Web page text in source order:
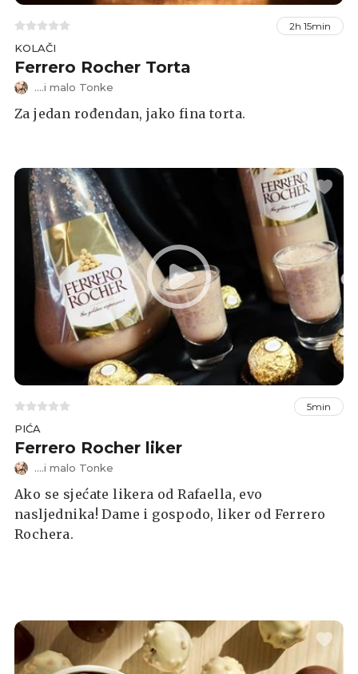
2h 15min
KOLAČI
Ferrero Rocher Torta
....i malo Tonke
Za jedan rođendan, jako fina torta.
5min
PIĆA
Ferrero Rocher liker
....i malo Tonke
Ako se sjećate likera od Rafaella, evo
nasljednika! Dame i gospodo, liker od Ferrero
Rochera.